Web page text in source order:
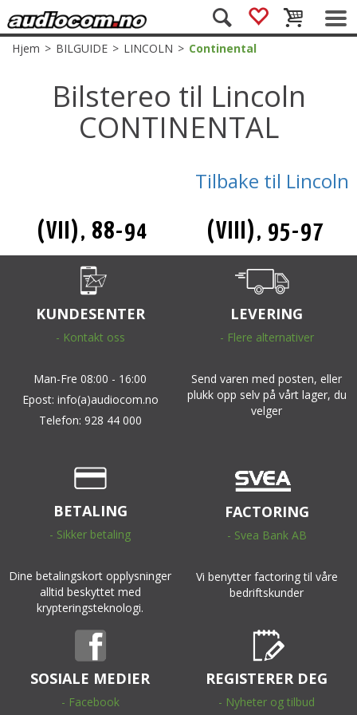
Hjem>BILGUIDE>LINCOLN>Continental
Bilstereo til Lincoln
CONTINENTAL
Tilbake til Lincoln
(VII), 88-94 (VIII), 95-97
KUNDESENTER
- Kontakt oss
Man-Fre 08:00 - 16:00
Epost: info(a)audiocom.no
Telefon: 928 44 000
LEVERING
- Flere alternativer
Send varen med posten, eller
plukk opp selv på vårt lager, du
velger
BETALING
- Sikker betaling
Dine betalingskort opplysninger
alltid beskyttet med
krypteringsteknologi.
FACTORING
- Svea Bank AB
Vi benytter factoring til våre
bedriftskunder
SOSIALE MEDIER
- Facebook
REGISTERER DEG
- Nyheter og tilbud